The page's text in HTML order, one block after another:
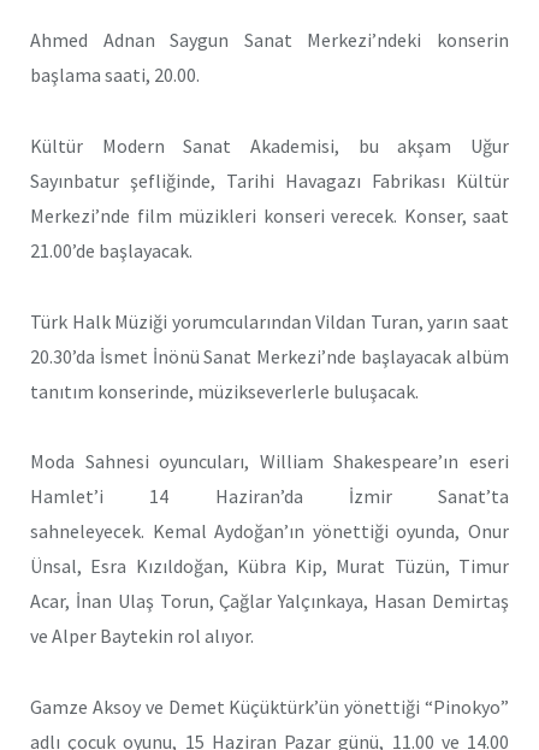
Ahmed Adnan Saygun Sanat Merkezi’ndeki konserin
başlama saati, 20.00.
Kültür Modern Sanat Akademisi, bu akşam Uğur
Sayınbatur şefliğinde, Tarihi Havagazı Fabrikası Kültür
Merkezi’nde film müzikleri konseri verecek. Konser, saat
21.00’de başlayacak.
Türk Halk Müziği yorumcularından Vildan Turan, yarın saat
20.30’da İsmet İnönü Sanat Merkezi’nde başlayacak albüm
tanıtım konserinde, müzikseverlerle buluşacak.
Moda Sahnesi oyuncuları, William Shakespeare’ın eseri
Hamlet’i 14 Haziran’da İzmir Sanat’ta
sahneleyecek. Kemal Aydoğan’ın yönettiği oyunda, Onur
Ünsal, Esra Kızıldoğan, Kübra Kip, Murat Tüzün, Timur
Acar, İnan Ulaş Torun, Çağlar Yalçınkaya, Hasan Demirtaş
ve Alper Baytekin rol alıyor.
Gamze Aksoy ve Demet Küçüktürk’ün yönettiği “Pinokyo”
adlı çocuk oyunu, 15 Haziran Pazar günü, 11.00 ve 14.00